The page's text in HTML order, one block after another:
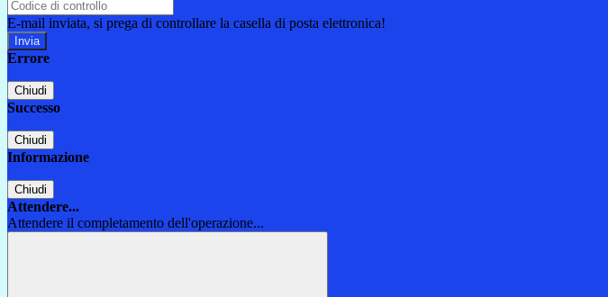
E-mail inviata, si prega di controllare la casella di posta elettronica!
Errore
Chiudi
Successo
Chiudi
Informazione
Chiudi
Attendere...
Attendere il completamento dell'operazione...